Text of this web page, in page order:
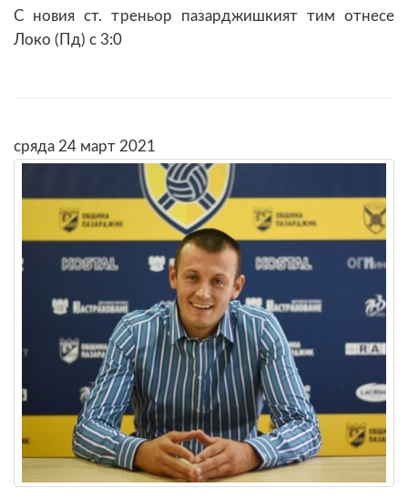
С новия ст. треньор пазарджишкият тим отнесе
Локо (Пд) с 3:0
сряда 24 март 2021